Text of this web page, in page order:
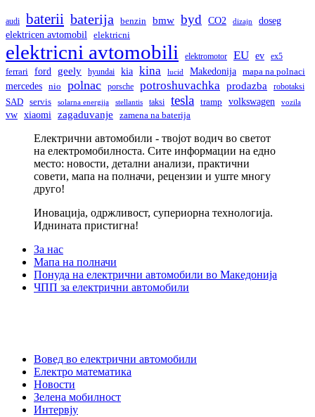
audi baterii baterija benzin bmw byd CO2 dizajn doseg
elektricen avtomobil elektricni
elektricni avtomobili elektromotor EU ev
ex5
ferrari
ford geely hyundai kia kina lucid Makedonija mapa na polnaci
mercedes nio polnac porsche potroshuvachka prodazba
robotaksi
SAD
servis solarna energija stellantis taksi tesla tramp volkswagen vozila
vw xiaomi zagaduvanje zamena na baterija
Електрични автомобили - твојот водич во светот
на електромобилноста. Сите информации на едно
место: новости, детални анализи, практични
совети, мапа на полначи, рецензии и уште многу
друго!
Иновација, одржливост, супериорна технологија.
Иднината пристигна!
За нас
Мапа на полначи
Понуда на електрични автомобили во Македонија
ЧПП за електрични автомобили
Вовед во електрични автомобили
Електро математика
Новости
Зелена мобилност
Интервју